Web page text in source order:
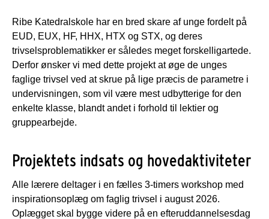
Ribe Katedralskole har en bred skare af unge fordelt på
EUD, EUX, HF, HHX, HTX og STX, og deres
trivselsproblematikker er således meget forskelligartede.
Derfor ønsker vi med dette projekt at øge de unges
faglige trivsel ved at skrue på lige præcis de parametre i
undervisningen, som vil være mest udbytterige for den
enkelte klasse, blandt andet i forhold til lektier og
gruppearbejde.
Projektets indsats og hovedaktiviteter
Alle lærere deltager i en fælles 3-timers workshop med
inspirationsoplæg om faglig trivsel i august 2026.
Oplægget skal bygge videre på en efteruddannelsesdag